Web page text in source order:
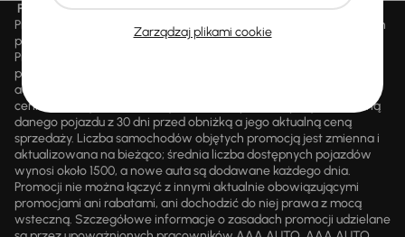
Promocja „Letnie przeceny aż 1500 aut”
Promocja „Letnie przeceny aż 1500 aut” obowiązuje we wszystkich
placówkach Autocentrum AAA AUTO Sp. z o.o. („AAA AUTO”).
Promocja polega na możliwości nabycia wybranych pojazdów
przecenionych, wskazanych w serwisie internetowym
aaaauto.pl/promocja, ze zniżką uwidocznioną w prezentowanej
cenie. Zniżka jest obliczana jako różnica pomiędzy najniższą ceną
danego pojazdu z 30 dni przed obniżką a jego aktualną ceną
sprzedaży. Liczba samochodów objętych promocją jest zmienna i
aktualizowana na bieżąco; średnia liczba dostępnych pojazdów
wynosi około 1500, a nowe auta są dodawane każdego dnia.
Promocji nie można łączyć z innymi aktualnie obowiązującymi
promocjami ani rabatami, ani dochodzić do niej prawa z mocą
wsteczną. Szczegółowe informacje o zasadach promocji udzielane
Zarządzaj plikami cookie